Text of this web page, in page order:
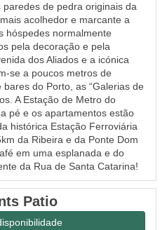
de pedra originais da
acolhedor e marcante a
hóspedes normalmente
pela decoração e pela
dos Aliados e a icónica
se a poucos metros de
do Porto, as “Galerias de
A Estação de Metro do
pé e os apartamentos estão
histórica Estação Ferroviária
da Ribeira e da Ponte Dom
em uma esplanada e do
da Rua de Santa Catarina!
Patio